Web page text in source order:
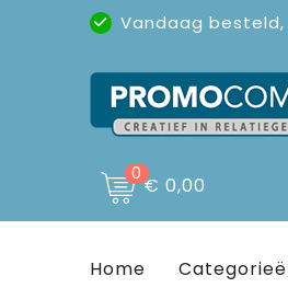
Vandaag
Uitstekende
0€ 0,00
Home